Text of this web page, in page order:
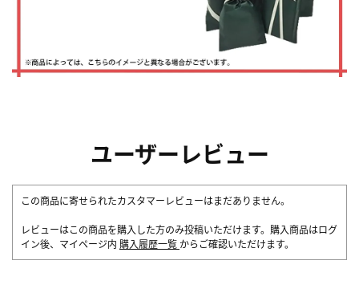
ユーザーレビュー
この商品に寄せられたカスタマーレビューはまだありません。
レビューはこの商品を購入した方のみ投稿いただけます。購入商品はログ
イン後、マイページ内 購入履歴一覧 からご確認いただけます。